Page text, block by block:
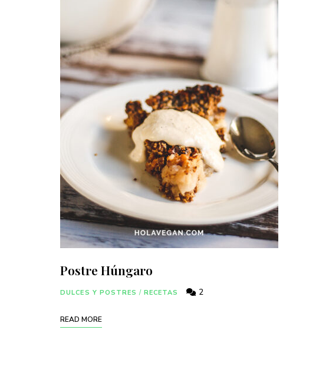
Postre Húngaro
DULCES Y POSTRES / RECETAS 2
READ MORE